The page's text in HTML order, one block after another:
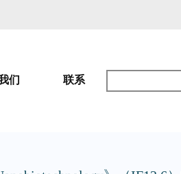
们 联系